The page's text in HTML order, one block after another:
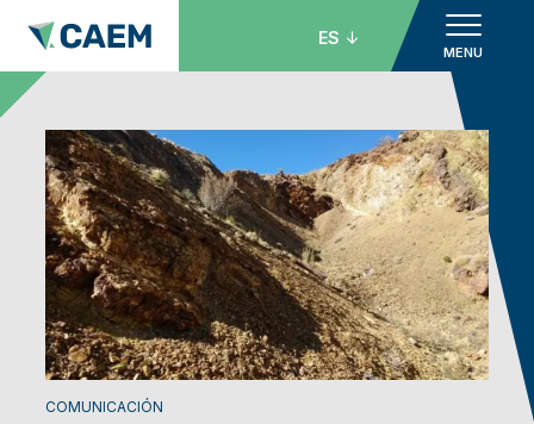
MENU
ES
COMUNICACIÓN